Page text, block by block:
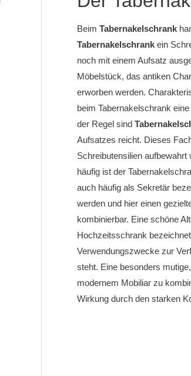
Beim Tabernakelschrank
Tabernakelschrank ein
noch mit einem Aufsatz
Möbelstück, das antiken
erworben werden.
beim Tabernakelschrank
der Regel sind
Aufsatzes reicht. Dieses
Schreibutensilien
häufig ist der
auch häufig als Sekretär
werden und hier einen
kombinierbar. Eine schöne
Hochzeitsschrank
Verwendungszwecke zur
steht. Eine besonders
modernem Mobiliar zu
Wirkung durch den starken